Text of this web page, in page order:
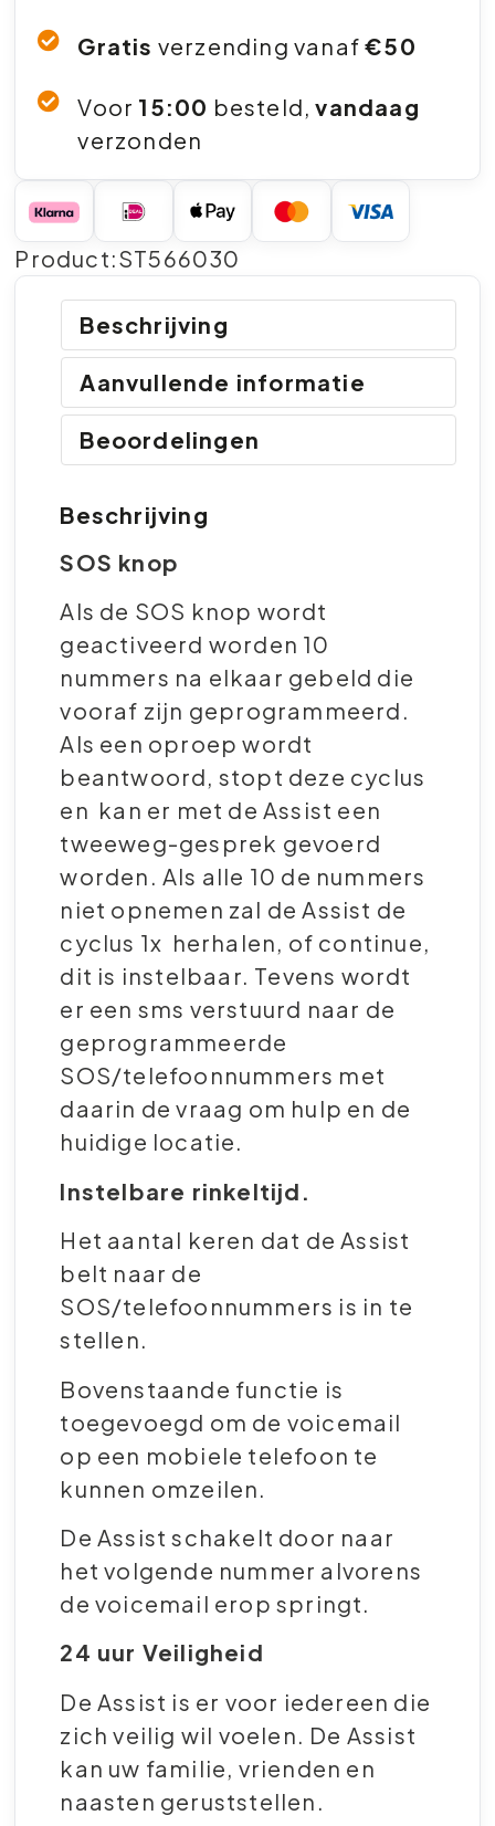
Gratis verzending vanaf€50
Voor 15:00 besteld,vandaag
verzonden
Product:ST566030
Beschrijving
Aanvullende informatie
Beoordelingen
Beschrijving
SOS knop
Als de SOS knop wordt
geactiveerd worden 10
nummers na elkaar gebeld die
vooraf zijn geprogrammeerd.
Als een oproep wordt
beantwoord, stopt deze cyclus
en kan er met de Assist een
tweeweg-gesprek gevoerd
worden. Als alle 10 de nummers
niet opnemen zal de Assist de
cyclus 1x herhalen, of continue,
dit is instelbaar. Tevens wordt
er een sms verstuurd naar de
geprogrammeerde
SOS/telefoonnummers met
daarin de vraag om hulp en de
huidige locatie.
Instelbare rinkeltijd.
Het aantal keren dat de Assist
belt naar de
SOS/telefoonnummers is in te
stellen.
Bovenstaande functie is
toegevoegd om de voicemail
op een mobiele telefoon te
kunnen omzeilen.
De Assist schakelt door naar
het volgende nummer alvorens
de voicemail erop springt.
24 uur Veiligheid
De Assist is er voor iedereen die
zich veilig wil voelen. De Assist
kan uw familie, vrienden en
naasten geruststellen.